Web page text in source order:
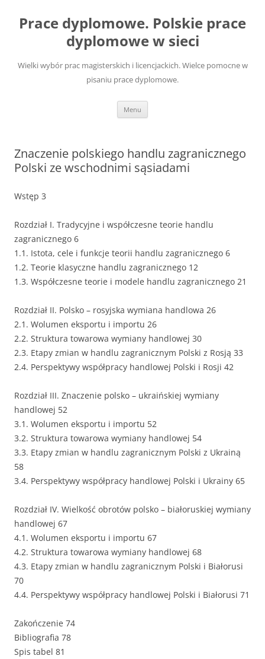
treści
Prace dyplomowe. Polskie prace
dyplomowe w sieci
Wielki wybór prac magisterskich i licencjackich. Wielce pomocne w
pisaniu prace dyplomowe.
Menu
Znaczenie polskiego handlu zagranicznego
Polski ze wschodnimi sąsiadami
Wstęp 3
Rozdział I. Tradycyjne i współczesne teorie handlu
zagranicznego 6
1.1. Istota, cele i funkcje teorii handlu zagranicznego 6
1.2. Teorie klasyczne handlu zagranicznego 12
1.3. Współczesne teorie i modele handlu zagranicznego 21
Rozdział II. Polsko – rosyjska wymiana handlowa 26
2.1. Wolumen eksportu i importu 26
2.2. Struktura towarowa wymiany handlowej 30
2.3. Etapy zmian w handlu zagranicznym Polski z Rosją 33
2.4. Perspektywy współpracy handlowej Polski i Rosji 42
Rozdział III. Znaczenie polsko – ukraińskiej wymiany
handlowej 52
3.1. Wolumen eksportu i importu 52
3.2. Struktura towarowa wymiany handlowej 54
3.3. Etapy zmian w handlu zagranicznym Polski z Ukrainą
58
3.4. Perspektywy współpracy handlowej Polski i Ukrainy 65
Rozdział IV. Wielkość obrotów polsko – białoruskiej wymiany
handlowej 67
4.1. Wolumen eksportu i importu 67
4.2. Struktura towarowa wymiany handlowej 68
4.3. Etapy zmian w handlu zagranicznym Polski i Białorusi
70
4.4. Perspektywy współpracy handlowej Polski i Białorusi 71
Zakończenie 74
Bibliografia 78
Spis tabel 81